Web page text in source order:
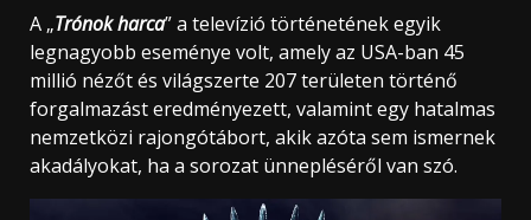
A „Trónok harca” a televízió történetének egyik
legnagyobb eseménye volt, amely az USA-ban 45
millió nézőt és világszerte 207 területen történő
forgalmazást eredményezett, valamint egy hatalmas
nemzetközi rajongótábort, akik azóta sem ismernek
akadályokat, ha a sorozat ünnepléséről van szó.